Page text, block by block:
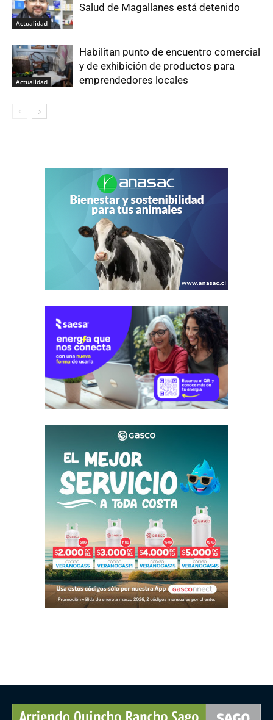
Actualidad
Salud de Magallanes está detenido
Actualidad
Habilitan punto de encuentro comercial
y de exhibición de productos para
emprendedores locales